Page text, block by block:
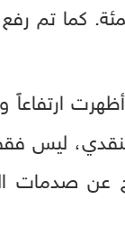
19.25 بالمئة وفائدة الإيداع
ارتفاعاً
ليس
عن